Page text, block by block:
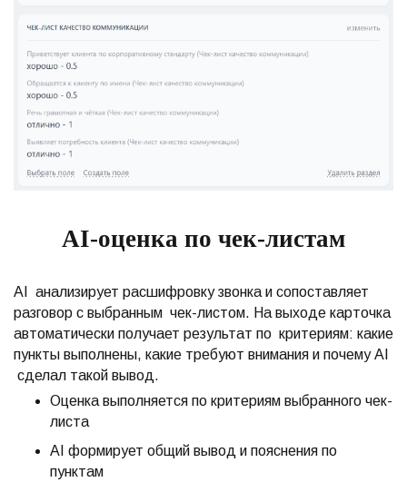
AI-оценка по чек-листам
AI анализирует расшифровку звонка и сопоставляет
разговор с выбранным чек-листом. На выходе карточка
автоматически получает результат по критериям: какие
пункты выполнены, какие требуют внимания и почему AI
сделал такой вывод.
Оценка выполняется по критериям выбранного чек-
листа
AI формирует общий вывод и пояснения по
пунктам